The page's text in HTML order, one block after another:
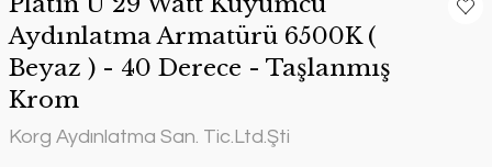
Aydınlatma Armatürü 6500K (
Beyaz ) - 40 Derece - Taşlanmış
Krom
Korg Aydınlatma San. Tic.Ltd.Şti